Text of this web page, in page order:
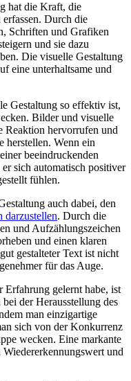
hat die Kraft, die
Durch die
Schriften und Grafiken
und sie dazu
Die visuelle Gestaltung
eine unterhaltsame und
Gestaltung‍ so⁣ effektiv ist,
Bilder und‍ visuelle⁣
Reaktion ​hervorrufen ⁣und
​herstellen. Wenn ein
beeindruckenden
sich automatisch positiver
fühlen.
auch dabei, den
darzustellen. Durch die
und Aufzählungszeichen
und einen klaren
gestalteter Text ist nicht
für das Auge.
Erfahrung gelernt habe, ‍ist
der Herausstellung ⁢des
man einzigartige
sich ​von der Konkurrenz
wecken. Eine​ markante
und